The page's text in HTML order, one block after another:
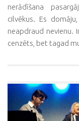
nerādīšana
cilvēkus. Es
neapdraud nevienu.
cenzēts, bet tagad